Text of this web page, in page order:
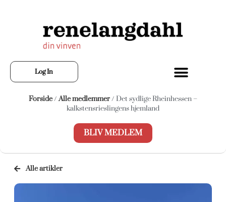
Log In
Forside/Alle medlemmer/ Det sydlige Rheinhessen –
kalkstensrieslingens hjemland
BLIV MEDLEM
Alle artikler